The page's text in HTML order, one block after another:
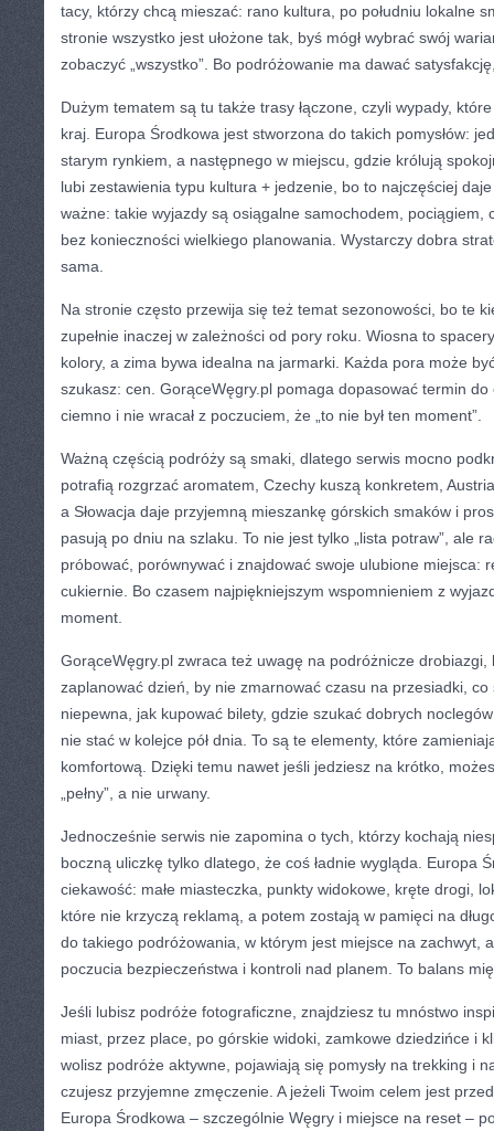
tacy, którzy chcą mieszać: rano kultura, po południu lokalne
stronie wszystko jest ułożone tak, byś mógł wybrać swój
zobaczyć „wszystko”. Bo podróżowanie ma dawać
Dużym tematem są tu także trasy łączone, czyli wypady,
kraj. Europa Środkowa jest stworzona do takich pomysłów:
starym rynkiem, a następnego w miejscu, gdzie królują
lubi zestawienia typu kultura + jedzenie, bo to najczęściej
ważne: takie wyjazdy są osiągalne samochodem, pociągiem,
bez konieczności wielkiego planowania. Wystarczy dobra
sama.
Na stronie często przewija się też temat sezonowości, bo te
zupełnie inaczej w zależności od pory roku. Wiosna to
kolory, a zima bywa idealna na jarmarki. Każda pora może
szukasz: cen. GorąceWęgry.pl pomaga dopasować termin do
ciemno i nie wracał z poczuciem, że „to nie był ten moment”.
Ważną częścią podróży są smaki, dlatego serwis mocno
potrafią rozgrzać aromatem, Czechy kuszą konkretem,
a Słowacja daje przyjemną mieszankę górskich smaków i
pasują po dniu na szlaku. To nie jest tylko „lista potraw”, ale
próbować, porównywać i znajdować swoje ulubione miejsca:
cukiernie. Bo czasem najpiękniejszym wspomnieniem z
moment.
GorąceWęgry.pl zwraca też uwagę na podróżnicze
zaplanować dzień, by nie zmarnować czasu na przesiadki,
niepewna, jak kupować bilety, gdzie szukać dobrych
nie stać w kolejce pół dnia. To są te elementy, które
komfortową. Dzięki temu nawet jeśli jedziesz na krótko,
„pełny”, a nie urwany.
Jednocześnie serwis nie zapomina o tych, którzy kochają
boczną uliczkę tylko dlatego, że coś ładnie wygląda. Europa
ciekawość: małe miasteczka, punkty widokowe, kręte drogi,
które nie krzyczą reklamą, a potem zostają w pamięci na
do takiego podróżowania, w którym jest miejsce na zachwyt,
poczucia bezpieczeństwa i kontroli nad planem. To balans
Jeśli lubisz podróże fotograficzne, znajdziesz tu mnóstwo
miast, przez place, po górskie widoki, zamkowe dziedzińce i
wolisz podróże aktywne, pojawiają się pomysły na trekking i
czujesz przyjemne zmęczenie. A jeżeli Twoim celem jest
Europa Środkowa – szczególnie Węgry i miejsce na reset –